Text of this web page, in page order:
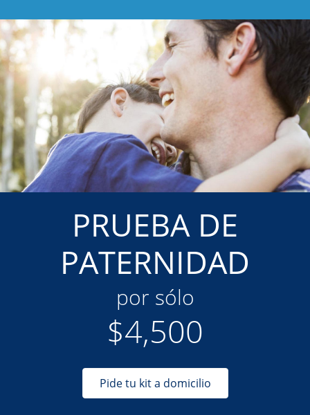
PRUEBA DE
PATERNIDAD
por sólo
$4,500
Pide tu kit a domicilio